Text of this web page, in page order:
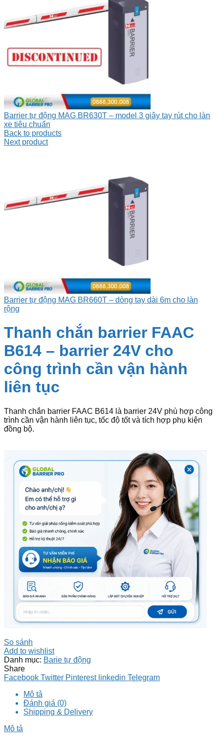
Barrier tự động MAG BR630T – model 3 giây tay rút cho làn
xe tiêu chuẩn
Back to products
Next product
Barrier tự động MAG BR660T – dòng tay dài 6m cho làn
rộng
Thanh chắn barrier FAAC
B614 – barrier 24V cho
công trình cần vận hành
liên tục
Thanh chắn barrier FAAC B614 là barrier 24V phù hợp công
trình cần vận hành liên tục, tốc độ tốt và tích hợp phụ kiện
đồng bộ.
So sánh
Add to wishlist
Danh mục: Barie tự động
Share
Facebook Twitter Pinterest linkedin Telegram
Mô tả
Đánh giá (0)
Shipping & Delivery
Mô tả